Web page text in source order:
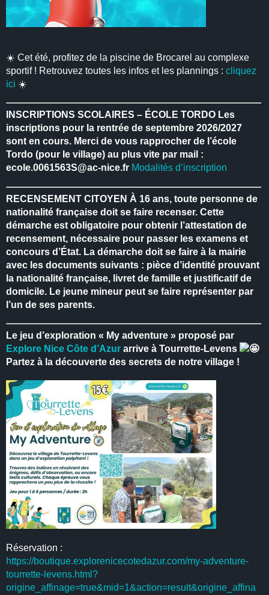
☀️ Cet été, profitez de la piscine de Brocarel au complexe
sportif ! Retrouvez toutes les infos et les plannings :cliquez
ici ☀️
INSCRIPTIONS SCOLAIRES – ÉCOLE TORDO Les
inscriptions pour la rentrée de septembre 2026/2027
sont en cours. Merci de vous rapprocher de l’école
Tordo (pour le village) au plus vite par mail :
ecole.0061563S@ac-nice.fr Modalités d’inscription
RECENSEMENT CITOYEN À 16 ans, toute personne de
nationalité française doit se faire recenser. Cette
démarche est obligatoire pour obtenir l’attestation de
recensement, nécessaire pour passer les examens et
concours d’État. La démarche doit se faire à la mairie
avec les documents suivants : pièce d’identité prouvant
la nationalité française, livret de famille et justificatif de
domicile. Le jeune mineur peut se faire représenter par
l’un de ses parents.
Le jeu d’exploration « My adventure » proposé par
Explore Nice Côte d’Azur arrive à Tourrette-Levens
Partez à la découverte des secrets de notre village !
Réservation :
https://boutique.explorenicecotedazur.com/my-adventure-
tourrette-levens.html?
origine_affinage=true&mid=1&action=result&origine_affina